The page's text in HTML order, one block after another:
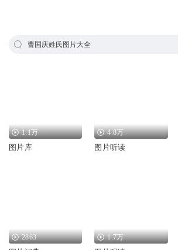
曹国庆姓氏图片大全
1.1万
图片库
4.8万
图片听读
2863 1.7万